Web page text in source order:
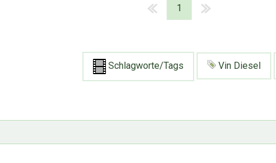
1
Schlagworte/Tags Vin Diesel